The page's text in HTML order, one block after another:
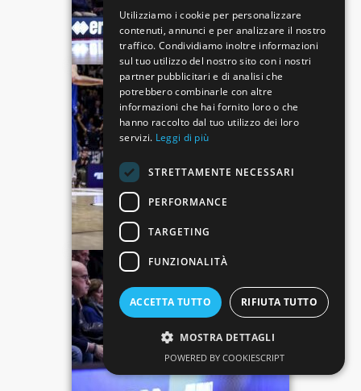
Utilizziamo i cookie per personalizzare
contenuti, annunci e per analizzare il nostro
traffico. Condividiamo inoltre informazioni
sul tuo utilizzo del nostro sito con i nostri
partner pubblicitari e di analisi che
potrebbero combinarle con altre
informazioni che hai fornito loro o che
hanno raccolto dal tuo utilizzo dei loro
servizi. Leggi di più
STRETTAMENTE NECESSARI
PERFORMANCE
TARGETING
FUNZIONALITÀ
ACCETTA TUTTO RIFIUTA TUTTO
MOSTRA DETTAGLI
POWERED BY COOKIESCRIPT